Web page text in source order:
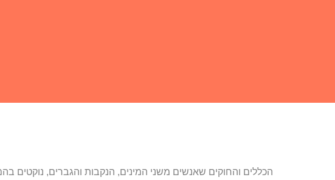
הכללים והחוקים שאנשים משני המינים, הנקבות והגברים, נוקטים